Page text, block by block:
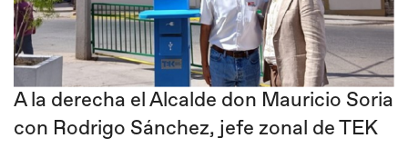
A la derecha el Alcalde don Mauricio Soria
con Rodrigo Sánchez, jefe zonal de TEK